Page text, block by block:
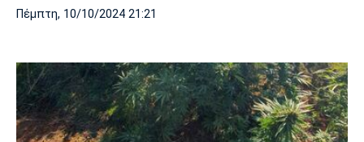
Πέμπτη, 10/10/2024 21:21